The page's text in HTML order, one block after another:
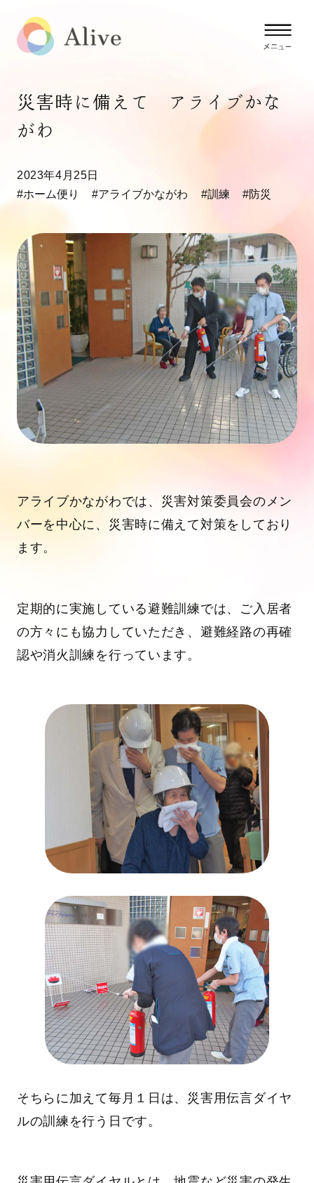
災害時に備えて アライブかな
がわ
2023年4月25日
#ホーム便り
#アライブかながわ #訓練 #防災
アライブかながわでは、災害対策委員会のメン
バーを中心に、災害時に備えて対策をしており
ます。
定期的に実施している避難訓練では、ご入居者
の方々にも協力していただき、避難経路の再確
認や消火訓練を行っています。
そちらに加えて毎月１日は、災害用伝言ダイヤ
ルの訓練を行う日です。